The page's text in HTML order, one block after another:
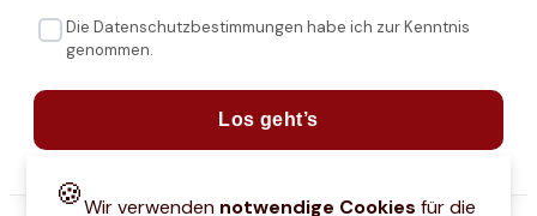
Die Datenschutzbestimmungen habe ich zur Kenntnis
genommen.
Los geht’s
🍪Wir verwenden notwendige Cookies für die